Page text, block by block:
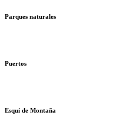
Parques naturales
Puertos
Esquí de Montaña